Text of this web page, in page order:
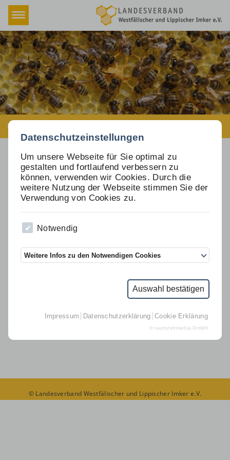
Datenschutzeinstellungen
Um unsere Webseite für Sie optimal zu
gestalten und fortlaufend verbessern zu
können, verwenden wir Cookies. Durch die
weitere Nutzung der Webseite stimmen Sie der
Verwendung von Cookies zu.
Notwendig
Weitere Infos zu den Notwendigen Cookies
Auswahl bestätigen
Impressum Datenschutzerklärung Cookie Erklärung
© raumzeitmedia GmbH
Navigation
überspringen
Home
Verband
Fachbereiche
Termine & Schulungen
Termine & Schulungen (Kopie)
Rundschreiben
Beschlüsse
Versicherung
Honigmarkt
Downloads
Links
D.I.B.-MV
Impressum
Datenschutz
Fachbereiche
Vielen Dank für Ihre
Registrierung
freigeschaltet.
© Landesverband Westfälischer und Lippischer Imker e.V.